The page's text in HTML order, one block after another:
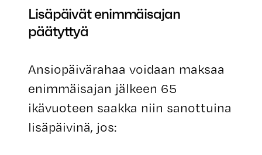
Lisäpäivät enimmäisajan
päätyttyä
Ansiopäivärahaa voidaan maksaa
enimmäisajan jälkeen 65
ikävuoteen saakka niin sanottuina
lisäpäivinä, jos: